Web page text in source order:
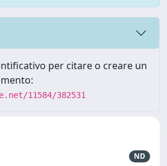
per citare o creare un
11584/382531
ND